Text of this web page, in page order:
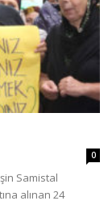
0
Samistal
alınan 24